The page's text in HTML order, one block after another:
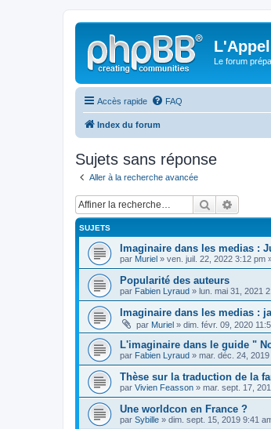
Le forum
Accès rapide FAQ
Index du forum
Sujets sans réponse
Aller à la recherche avancée
Rechercher
SUJETS
Imaginaire dans les medias :
par Muriel » ven. juil. 22, 2022 3:12 pm
Popularité des auteurs
par Fabien Lyraud » lun. mai 31, 2021
Imaginaire dans les medias :
par Muriel » dim. févr. 09, 2020
L'imaginaire dans le guide "
par Fabien Lyraud » mar. déc. 24,
Thèse sur la traduction de la
par Vivien Feasson » mar. sept. 17,
Une worldcon en France ?
par Sybille » dim. sept. 15, 2019 9:41